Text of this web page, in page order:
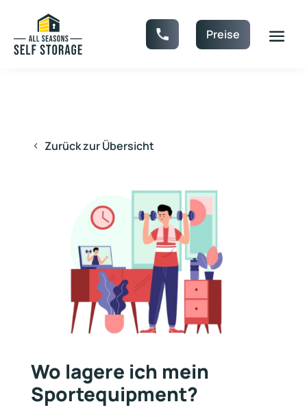
Preise
Zurück zur Übersicht
Wo lagere ich mein
Sportequipment?